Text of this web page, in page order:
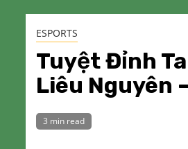
ESPORTS
Tuyệt Đỉnh
Liêu Nguyên
3 min read